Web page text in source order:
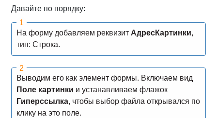
Давайте по порядку:
На форму добавляем реквизит АдресКартинки,
тип: Строка.
Выводим его как элемент формы. Включаем вид
Поле картинки и устанавливаем флажок
Гиперссылка, чтобы выбор файла открывался по
клику на это поле.